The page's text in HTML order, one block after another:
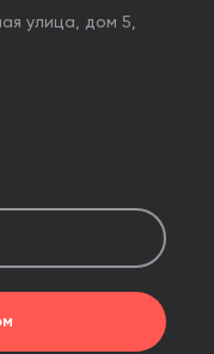
улица, дом 5,